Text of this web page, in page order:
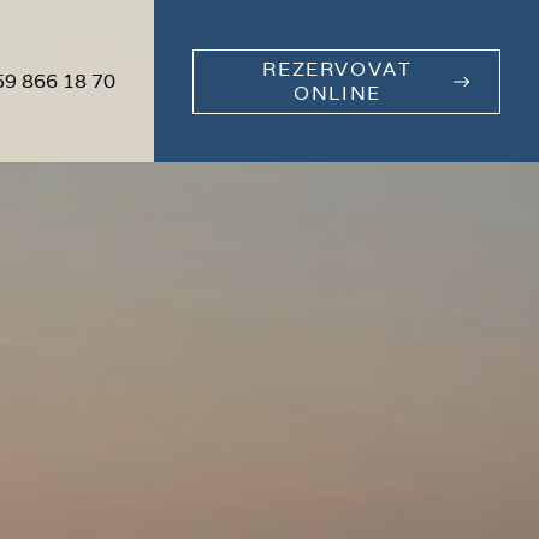
866 18 70
REZERVOVAT
ONLINE